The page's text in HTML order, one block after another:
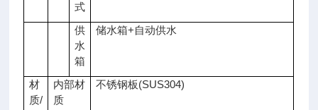
式
供
水
箱
储水箱+自动供水
材
质/
内部材
质
不锈钢板(SUS304)